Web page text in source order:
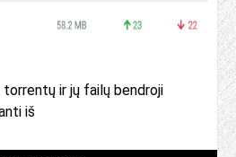
torrentų ir jų failų bendroji
iš